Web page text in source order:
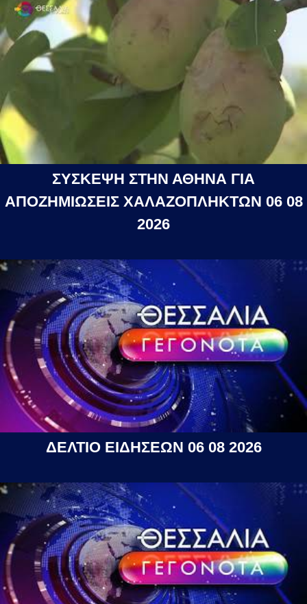
ΣΥΣΚΕΨΗ ΣΤΗΝ ΑΘΗΝΑ ΓΙΑ
ΑΠΟΖΗΜΙΩΣΕΙΣ ΧΑΛΑΖΟΠΛΗΚΤΩΝ 06 08
2026
ΔΕΛΤΙΟ ΕΙΔΗΣΕΩΝ 06 08 2026